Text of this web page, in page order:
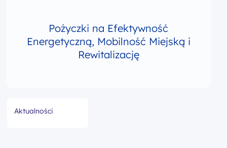
Pożyczki na Efektywność
Energetyczną, Mobilność Miejską i
Rewitalizację
Aktualności